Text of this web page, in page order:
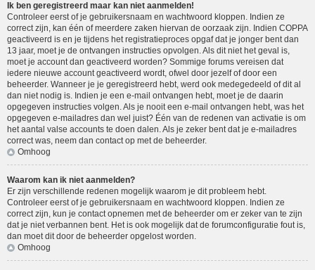
Ik ben geregistreerd maar kan niet aanmelden!
Controleer eerst of je gebruikersnaam en wachtwoord kloppen. Indien ze
correct zijn, kan één of meerdere zaken hiervan de oorzaak zijn. Indien COPPA
geactiveerd is en je tijdens het registratieproces opgaf dat je jonger bent dan
13 jaar, moet je de ontvangen instructies opvolgen. Als dit niet het geval is,
moet je account dan geactiveerd worden? Sommige forums vereisen dat
iedere nieuwe account geactiveerd wordt, ofwel door jezelf of door een
beheerder. Wanneer je je geregistreerd hebt, werd ook medegedeeld of dit al
dan niet nodig is. Indien je een e-mail ontvangen hebt, moet je de daarin
opgegeven instructies volgen. Als je nooit een e-mail ontvangen hebt, was het
opgegeven e-mailadres dan wel juist? Één van de redenen van activatie is om
het aantal valse accounts te doen dalen. Als je zeker bent dat je e-mailadres
correct was, neem dan contact op met de beheerder.
Omhoog
Waarom kan ik niet aanmelden?
Er zijn verschillende redenen mogelijk waarom je dit probleem hebt.
Controleer eerst of je gebruikersnaam en wachtwoord kloppen. Indien ze
correct zijn, kun je contact opnemen met de beheerder om er zeker van te zijn
dat je niet verbannen bent. Het is ook mogelijk dat de forumconfiguratie fout is,
dan moet dit door de beheerder opgelost worden.
Omhoog